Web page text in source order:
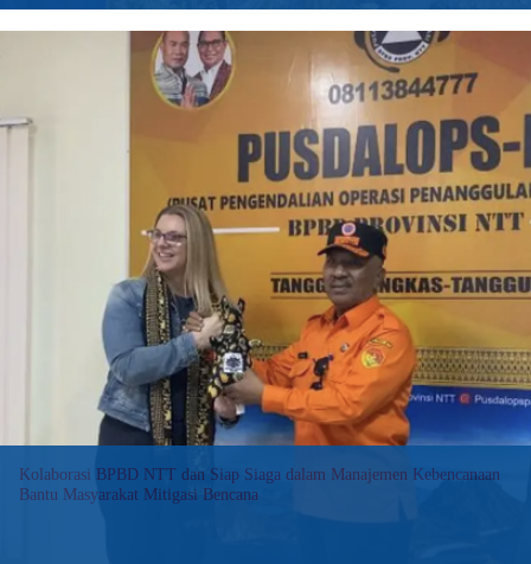
Angin sejuk menyapa sejumlah perempuan yang berkumpul di Balai
Desa Tanah Putih, Kabupaten Kupang, Nusa Tenggara Timur, Selasa
(25/6) sore. Mereka datang untuk berlatih cara membangun desa
Perempuan
Perintis
Desa
Tangguh
Bencana
di
Tanah
Putih
Kupang
Kolaborasi BPBD NTT dan Siap Siaga dalam Manajemen Kebencanaan
Bantu Masyarakat Mitigasi Bencana